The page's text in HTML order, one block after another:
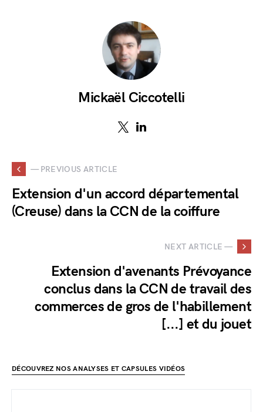
Mickaël Ciccotelli
— PREVIOUS ARTICLE
Extension d'un accord départemental
(Creuse) dans la CCN de la coiffure
NEXT ARTICLE —
Extension d'avenants Prévoyance
conclus dans la CCN de travail des
commerces de gros de l'habillement
[...] et du jouet
DÉCOUVREZ NOS ANALYSES ET CAPSULES VIDÉOS